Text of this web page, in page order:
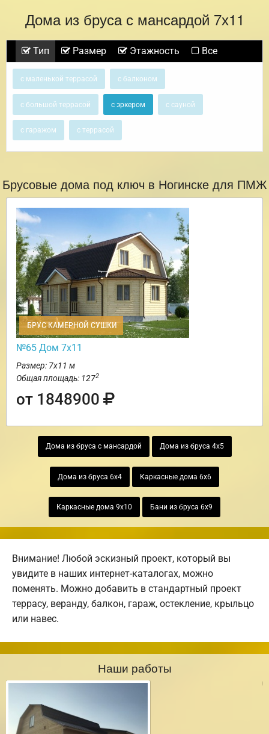
Дома из бруса с мансардой 7х11
Тип Размер Этажность Все
с маленькой террасой с балконом
с большой террасой с эркером с сауной
с гаражом с террасой
Брусовые дома под ключ в Ногинске для ПМЖ
БРУС КАМЕРНОЙ СУШКИ
№65 Дом 7х11
Размер: 7х11 м
Общая площадь: 1272
от 1848900
Дома из бруса с мансардой Дома из бруса 4х5
Дома из бруса 6х4 Каркасные дома 6х6
Каркасные дома 9х10 Бани из бруса 6х9
Внимание! Любой эскизный проект, который вы
увидите в наших интернет-каталогах, можно
поменять. Можно добавить в стандартный проект
террасу, веранду, балкон, гараж, остекление, крыльцо
или навес.
Наши работы